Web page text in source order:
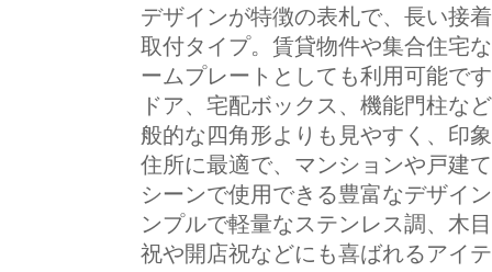
デザインが特徴の表札で、長い接
取付タイプ。賃貸物件や集合住宅
ームプレートとしても利用可能で
ドア、宅配ボックス、機能門柱な
般的な四角形よりも見やすく、印
住所に最適で、マンションや戸建
シーンで使用できる豊富なデザイ
ンプルで軽量なステンレス調、木
祝や開店祝などにも喜ばれるアイ